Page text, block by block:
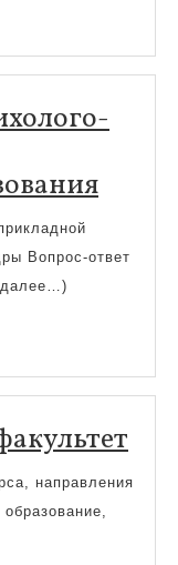
Вопрос-ответ
направления